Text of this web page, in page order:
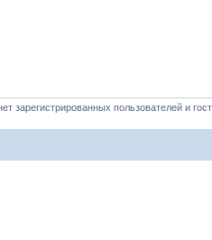
зарегистрированных пользователей и